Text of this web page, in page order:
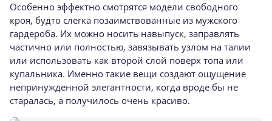
Особенно эффектно смотрятся модели свободного
кроя, будто слегка позаимствованные из мужского
гардероба. Их можно носить навыпуск, заправлять
частично или полностью, завязывать узлом на талии
или использовать как второй слой поверх топа или
купальника. Именно такие вещи создают ощущение
непринужденной элегантности, когда вроде бы не
старалась, а получилось очень красиво.